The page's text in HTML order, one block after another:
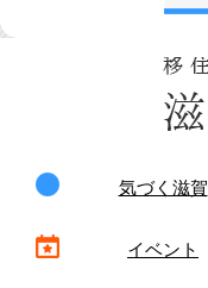
気づく滋賀
イベント